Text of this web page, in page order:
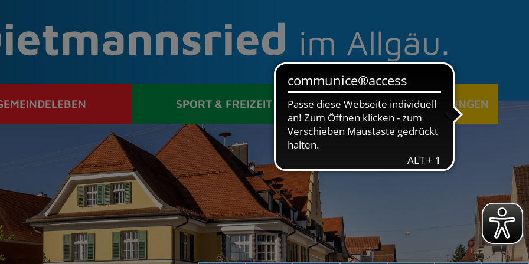
im Allgäu.
SPORT & FREIZEIT ÖFFENTLICHE EINRICHTUNGEN